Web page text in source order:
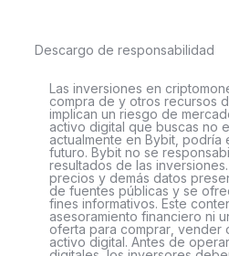
Descargo de responsabilidad
Las inversiones en
compra de y otros recursos
implican un riesgo de
activo digital que buscas no
actualmente en Bybit, podría
futuro. Bybit no se
resultados de las
precios y demás datos
de fuentes públicas y se
fines informativos. Este
asesoramiento financiero ni
oferta para comprar, vender
activo digital. Antes de